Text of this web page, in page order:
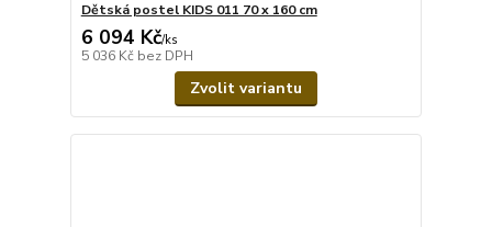
Dětská postel KIDS 011 70 x 160 cm
6 094 Kč/ks
5 036 Kč bez DPH
Zvolit variantu